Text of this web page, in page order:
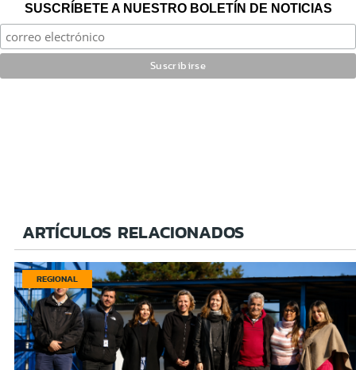
SUSCRÍBETE A NUESTRO BOLETÍN DE NOTICIAS
ARTÍCULOS RELACIONADOS
REGIONAL